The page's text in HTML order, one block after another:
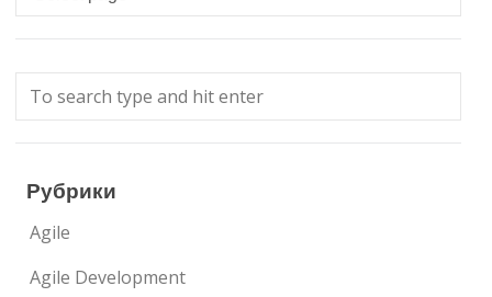
Рубрики
Agile
Agile Development